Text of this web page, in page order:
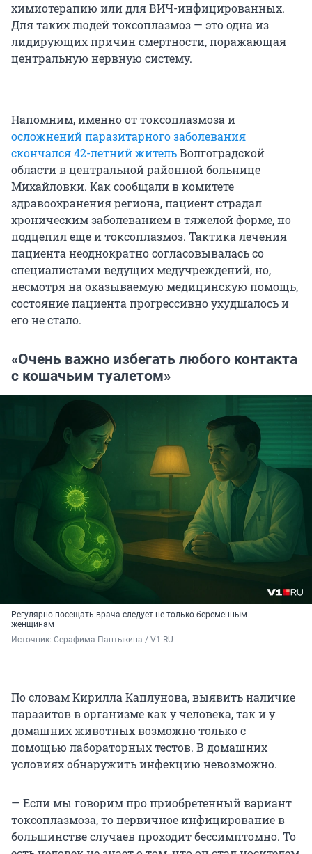
химиотерапию или для ВИЧ-инфицированных.
Для таких людей токсоплазмоз — это одна из
лидирующих причин смертности, поражающая
центральную нервную систему.
Напомним, именно от токсоплазмоза и
осложнений паразитарного заболевания
скончался 42-летний жительВолгоградской
области в центральной районной больнице
Михайловки. Как сообщали в комитете
здравоохранения региона, пациент страдал
хроническим заболеванием в тяжелой форме, но
подцепил еще и токсоплазмоз. Тактика лечения
пациента неоднократно согласовывалась со
специалистами ведущих медучреждений, но,
несмотря на оказываемую медицинскую помощь,
состояние пациента прогрессивно ухудшалось и
его не стало.
«Очень важно избегать любого контакта
с кошачьим туалетом»
Регулярно посещать врача следует не только беременным
женщинам
Источник: Серафима Пантыкина / V1.RU
По словам Кирилла Каплунова, выявить наличие
паразитов в организме как у человека, так и у
домашних животных возможно только с
помощью лабораторных тестов. В домашних
условиях обнаружить инфекцию невозможно.
— Если мы говорим про приобретенный вариант
токсоплазмоза, то первичное инфицирование в
большинстве случаев проходит бессимптомно. То